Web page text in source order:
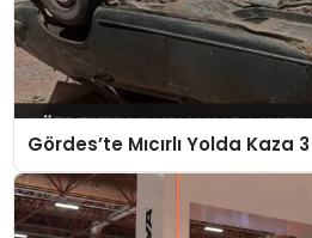
Gördes’te Mıcırlı Yolda Kaza